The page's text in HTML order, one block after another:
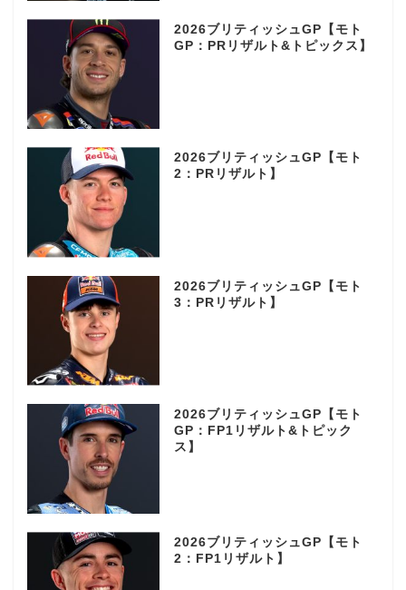
2026ブリティッシュGP【モト
GP：PRリザルト&トピックス】
2026ブリティッシュGP【モト
2：PRリザルト】
2026ブリティッシュGP【モト
3：PRリザルト】
2026ブリティッシュGP【モト
GP：FP1リザルト&トピック
ス】
2026ブリティッシュGP【モト
2：FP1リザルト】